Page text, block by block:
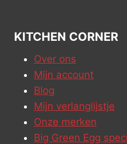
KITCHEN CORNER
Over ons
Mijn account
Blog
Mijn verlanglijstje
Onze merken
Big Green Egg